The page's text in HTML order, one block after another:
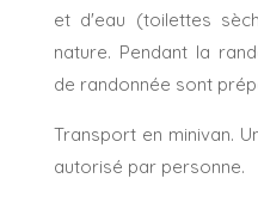
et d'eau (toilettes
nature. Pendant la
de randonnée sont
Transport en minivan.
autorisé par personne.